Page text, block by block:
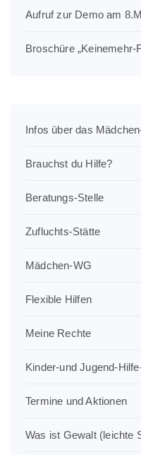
Aufruf zur Demo am
Broschüre „Keinemehr-
Infos über das
Brauchst du Hilfe?
Beratungs-Stelle
Zufluchts-Stätte
Mädchen-WG
Flexible Hilfen
Meine Rechte
Kinder-und Jugend-
Termine und Aktionen
Was ist Gewalt (leichte